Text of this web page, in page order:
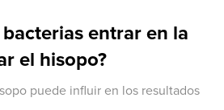
entrar en la
el hisopo?
puede influir en los resultados